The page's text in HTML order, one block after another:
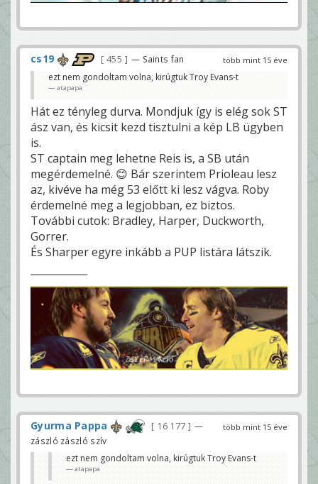
több mint 15 éve
cs19 455 — Saints fan
ezt nem gondoltam volna, kirúgtuk Troy Evans-t
atapapa
Hát ez tényleg durva. Mondjuk így is elég sok ST
ász van, és kicsit kezd tisztulni a kép LB ügyben
is.
ST captain meg lehetne Reis is, a SB után
megérdemelné. 😊 Bár szerintem Prioleau lesz
az, kivéve ha még 53 előtt ki lesz vágva. Roby
érdemelné meg a legjobban, ez biztos.
További cutok: Bradley, Harper, Duckworth,
Gorrer.
És Sharper egyre inkább a PUP listára látszik.
több mint 15 éve
Gyurma Pappa 16 177
—
zászló zászló szív
ezt nem gondoltam volna, kirúgtuk Troy Evans-t
atapapa